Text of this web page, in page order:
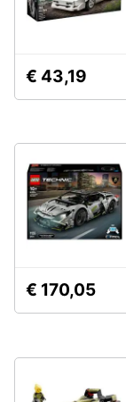
Motori
dvd
Festività
€ 43,19
€ 170,05